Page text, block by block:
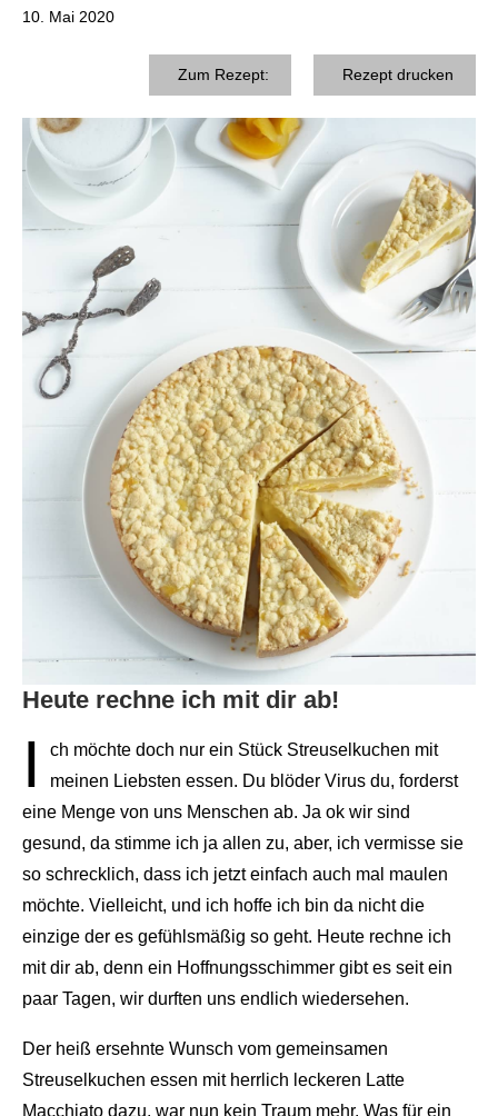
10. Mai 2020
Zum Rezept: Rezept drucken
Heute rechne ich mit dir ab!
I
ch möchte doch nur ein Stück Streuselkuchen mit
meinen Liebsten essen. Du blöder Virus du, forderst
eine Menge von uns Menschen ab. Ja ok wir sind
gesund, da stimme ich ja allen zu, aber, ich vermisse sie
so schrecklich, dass ich jetzt einfach auch mal maulen
möchte. Vielleicht, und ich hoffe ich bin da nicht die
einzige der es gefühlsmäßig so geht. Heute rechne ich
mit dir ab, denn ein Hoffnungsschimmer gibt es seit ein
paar Tagen, wir durften uns endlich wiedersehen.
Der heiß ersehnte Wunsch vom gemeinsamen
Streuselkuchen essen mit herrlich leckeren Latte
Macchiato dazu, war nun kein Traum mehr. Was für ein